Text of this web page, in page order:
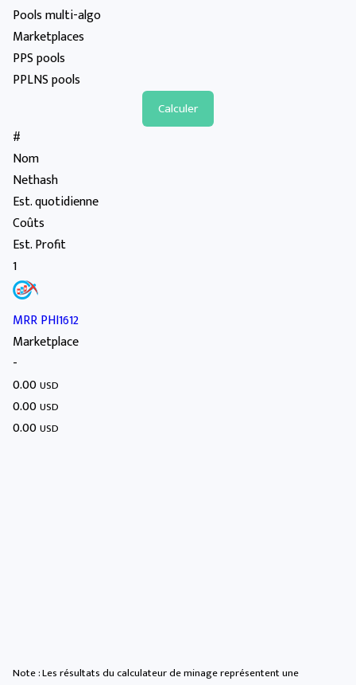
Pools multi-algo
Marketplaces
PPS pools
PPLNS pools
#
Nom
Nethash
Est. quotidienne
Coûts
Est. Profit
1
MRR PHI1612
Marketplace
-
0.00USD
0.00USD
0.00USD
Note : Les résultats du calculateur de minage représentent une